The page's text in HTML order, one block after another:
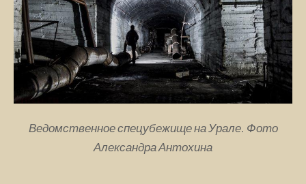
Ведомственное спецубежище на Урале. Фото
Александра Антохина